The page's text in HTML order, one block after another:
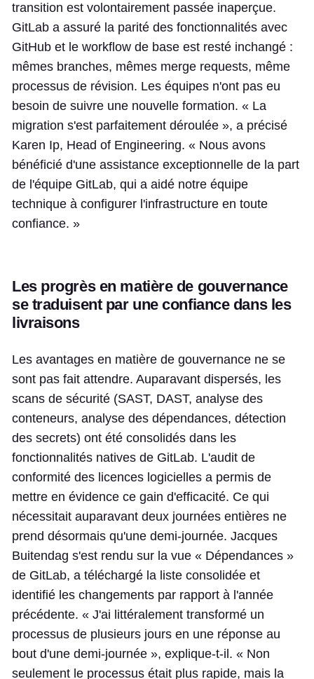
transition est volontairement passée inaperçue.
GitLab a assuré la parité des fonctionnalités avec
GitHub et le workflow de base est resté inchangé :
mêmes branches, mêmes merge requests, même
processus de révision. Les équipes n'ont pas eu
besoin de suivre une nouvelle formation. « La
migration s'est parfaitement déroulée », a précisé
Karen Ip, Head of Engineering. « Nous avons
bénéficié d'une assistance exceptionnelle de la part
de l'équipe GitLab, qui a aidé notre équipe
technique à configurer l'infrastructure en toute
confiance. »
Les progrès en matière de gouvernance
se traduisent par une confiance dans les
livraisons
Les avantages en matière de gouvernance ne se
sont pas fait attendre. Auparavant dispersés, les
scans de sécurité (SAST, DAST, analyse des
conteneurs, analyse des dépendances, détection
des secrets) ont été consolidés dans les
fonctionnalités natives de GitLab. L'audit de
conformité des licences logicielles a permis de
mettre en évidence ce gain d'efficacité. Ce qui
nécessitait auparavant deux journées entières ne
prend désormais qu'une demi-journée. Jacques
Buitendag s'est rendu sur la vue « Dépendances »
de GitLab, a téléchargé la liste consolidée et
identifié les changements par rapport à l'année
précédente. « J'ai littéralement transformé un
processus de plusieurs jours en une réponse au
bout d'une demi-journée », explique-t-il. « Non
seulement le processus était plus rapide, mais la